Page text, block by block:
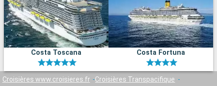
Costa Toscana Costa Fortuna
Croisières www.croisieres.fr
Croisières Transpacifique